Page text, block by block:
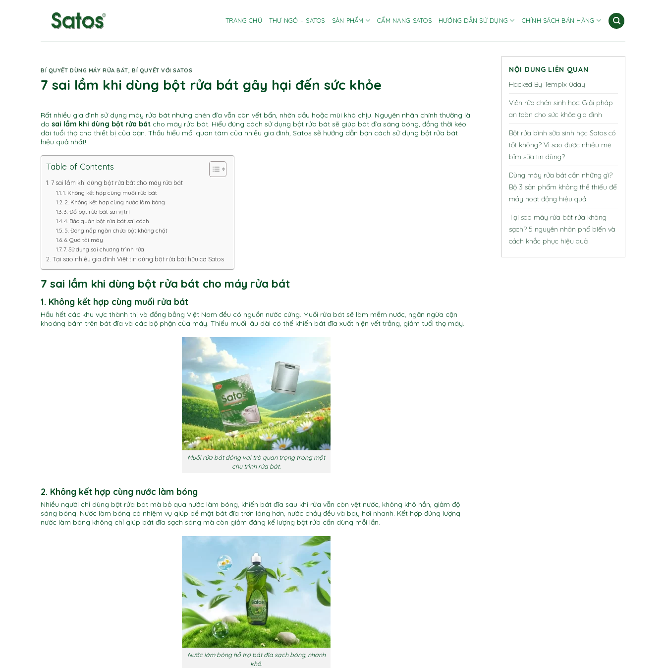
TRANG CHỦ THƯ NGỎ – SATOS SẢN PHẨM CẨM NANG SATOS HƯỚNG DẪN SỬ DỤNG CHÍNH SÁCH BÁN HÀNG
BÍ QUYẾT DÙNG MÁY RỬA BÁT,BÍ QUYẾT VỚI SATOS
7 sai lầm khi dùng bột rửa bát gây hại đến sức khỏe
Rất nhiều gia đình sử dụng máy rửa bát nhưng chén đĩa vẫn còn vết bẩn, nhờn dầu hoặc mùi khó chịu. Nguyên nhân chính thường là
do sai lầm khi dùng bột rửa bát cho máy rửa bát. Hiểu đúng cách sử dụng bột rửa bát sẽ giúp bát đĩa sáng bóng, đồng thời kéo
dài tuổi thọ cho thiết bị của bạn. Thấu hiểu mối quan tâm của nhiều gia đình, Satos sẽ hướng dẫn bạn cách sử dụng bột rửa bát
hiệu quả nhất!
Table of Contents
7 sai lầm khi dùng bột rửa bát cho máy rửa bát
1. Không kết hợp cùng muối rửa bát
2. Không kết hợp cùng nước làm bóng
3. Đổ bột rửa bát sai vị trí
4. Bảo quản bột rửa bát sai cách
5. Đóng nắp ngăn chứa bột không chặt
6. Quá tải máy
7. Sử dụng sai chương trình rửa
Tại sao nhiều gia đình Việt tin dùng bột rửa bát hữu cơ Satos
7 sai lầm khi dùng bột rửa bát cho máy rửa bát
1. Không kết hợp cùng muối rửa bát
Hầu hết các khu vực thành thị và đồng bằng Việt Nam đều có nguồn nước cứng. Muối rửa bát sẽ làm mềm nước, ngăn ngừa cặn
khoáng bám trên bát đĩa và các bộ phận của máy. Thiếu muối lâu dài có thể khiến bát đĩa xuất hiện vết trắng, giảm tuổi thọ máy.
Muối rửa bát đóng vai trò quan trọng trong một
chu trình rửa bát.
2. Không kết hợp cùng nước làm bóng
Nhiều người chỉ dùng bột rửa bát mà bỏ qua nước làm bóng, khiến bát đĩa sau khi rửa vẫn còn vệt nước, không khô hẳn, giảm độ
sáng bóng. Nước làm bóng có nhiệm vụ giúp bề mặt bát đĩa trơn láng hơn, nước chảy đều và bay hơi nhanh. Kết hợp đúng lượng
nước làm bóng không chỉ giúp bát đĩa sạch sáng mà còn giảm đáng kể lượng bột rửa cần dùng mỗi lần.
Nước làm bóng hỗ trợ bát đĩa sạch bóng, nhanh
khô.
NỘI DUNG LIÊN QUAN
Hacked By Tempix 0day
Viên rửa chén sinh học: Giải pháp
an toàn cho sức khỏe gia đình
Bột rửa bình sữa sinh học Satos có
tốt không? Vì sao được nhiều mẹ
bỉm sữa tin dùng?
Dùng máy rửa bát cần những gì?
Bộ 3 sản phẩm không thể thiếu để
máy hoạt động hiệu quả
Tại sao máy rửa bát rửa không
sạch? 5 nguyên nhân phổ biến và
cách khắc phục hiệu quả